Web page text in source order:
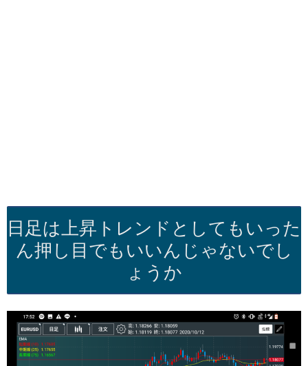
日足は上昇トレンドとしてもいった
ん押し目でもいいんじゃないでし
ょうか